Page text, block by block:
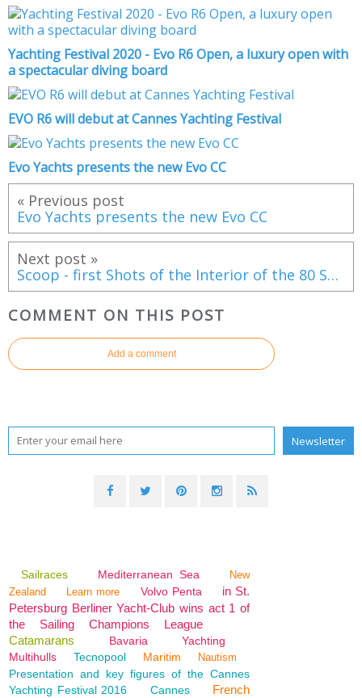
Yachting Festival 2020 - Evo R6 Open, a luxury open with
a spectacular diving board
EVO R6 will debut at Cannes Yachting Festival
Evo Yachts presents the new Evo CC
« Previous post
Evo Yachts presents the new Evo CC
Next post »
Scoop - first Shots of the Interior of the 80 Sunreef Power!
COMMENT ON THIS POST
Add a comment
Sailraces Mediterranean Sea
New
Zealand
Learn more Volvo Penta
in St.
Petersburg Berliner Yacht-Club wins act 1 of
the Sailing Champions League
Catamarans
Bavaria
Yachting
Multihulls
Tecnopool Maritim Nautism
Presentation and key figures of the Cannes
Yachting Festival 2016
Cannes
French